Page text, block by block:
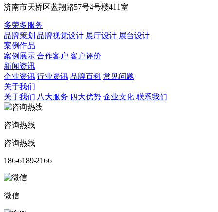
济南市天桥区蓝翔路57号4号楼411室
多荣多服务
品牌策划 品牌视觉设计 展厅设计 展台设计
案例作品
案例展示 合作客户 客户评价
新闻资讯
企业资讯 行业资讯 品牌百科 常见问题
关于我们
关于我们 八大服务 四大优势 企业文化 联系我们
咨询热线
咨询热线
186-6189-2166
微信